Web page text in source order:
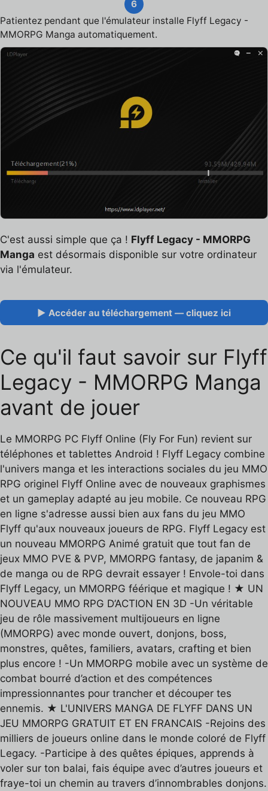
6
Patientez pendant que l'émulateur installe Flyff Legacy -
MMORPG Manga automatiquement.
C'est aussi simple que ça ! Flyff Legacy - MMORPG
Manga est désormais disponible sur votre ordinateur
via l'émulateur.
▶ Accéder au téléchargement — cliquez ici
Ce qu'il faut savoir sur Flyff
Legacy - MMORPG Manga
avant de jouer
Le MMORPG PC Flyff Online (Fly For Fun) revient sur
téléphones et tablettes Android ! Flyff Legacy combine
l'univers manga et les interactions sociales du jeu MMO
RPG originel Flyff Online avec de nouveaux graphismes
et un gameplay adapté au jeu mobile. Ce nouveau RPG
en ligne s'adresse aussi bien aux fans du jeu MMO
Flyff qu'aux nouveaux joueurs de RPG. Flyff Legacy est
un nouveau MMORPG Animé gratuit que tout fan de
jeux MMO PVE & PVP, MMORPG fantasy, de japanim &
de manga ou de RPG devrait essayer ! Envole-toi dans
Flyff Legacy, un MMORPG féérique et magique ! ★ UN
NOUVEAU MMO RPG D’ACTION EN 3D -Un véritable
jeu de rôle massivement multijoueurs en ligne
(MMORPG) avec monde ouvert, donjons, boss,
monstres, quêtes, familiers, avatars, crafting et bien
plus encore ! -Un MMORPG mobile avec un système de
combat bourré d’action et des compétences
impressionnantes pour trancher et découper tes
ennemis. ★ L'UNIVERS MANGA DE FLYFF DANS UN
JEU MMORPG GRATUIT ET EN FRANCAIS -Rejoins des
milliers de joueurs online dans le monde coloré de Flyff
Legacy. -Participe à des quêtes épiques, apprends à
voler sur ton balai, fais équipe avec d’autres joueurs et
fraye-toi un chemin au travers d’innombrables donjons.